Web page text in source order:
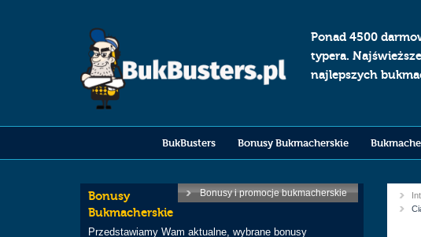
Ponad 4500
typera.
najlepszych
BukBusters Bonusy Bukmacherskie
Bonusy i promocje bukmacherskie
Bonusy
Bukmacherskie
Przedstawiamy Wam aktualne, wybrane bonusy